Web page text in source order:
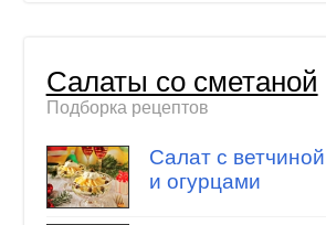
Салаты со сметаной
Подборка рецептов
Салат с
и огурцами